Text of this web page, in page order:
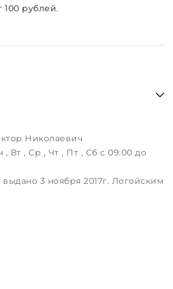
100 рублей.
Николаевич
, Вт , Ср , Чт , Пт , Сб c 09:00 до
3 ноября 2017г. Логойским